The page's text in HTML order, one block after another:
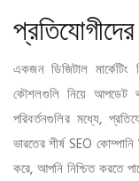
একজন ডিজিটাল
কৌশলগুলি নিয়ে আপডেট
পরিবর্তনগুলির মধ্যে,
ভারতের শীর্ষ SEO
করে, আপনি নিশ্চিত করতে